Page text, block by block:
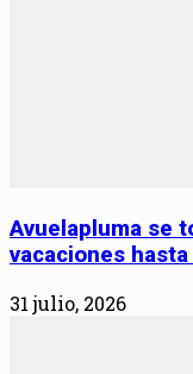
Avuelapluma se
vacaciones hasta
31 julio, 2026